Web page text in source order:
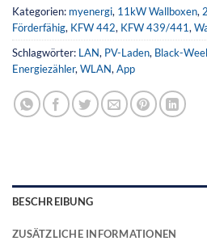
Kategorien: myenergi, 11kW Wallboxen,
Förderfähig, KFW 442, KFW 439/441,
Schlagwörter: LAN, PV-Laden, Black-
Energiezähler, WLAN, App
BESCHREIBUNG
ZUSÄTZLICHE INFORMATIONEN